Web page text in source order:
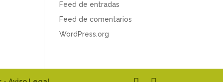
Feed de entradas
Feed de comentarios
WordPress.org